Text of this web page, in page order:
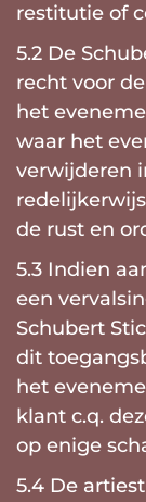
restitutie of
5.2 De
recht voor
het
waar het
verwijderen
de rust en
5.3 Indien
een
Schubert
dit
het
klant c.q.
op enige
5.4 De